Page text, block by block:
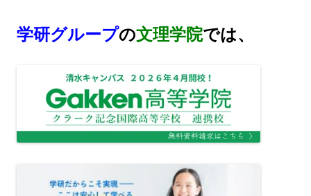
学研グループの文理学院では、